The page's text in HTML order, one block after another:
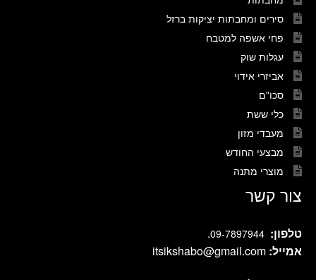
סירים ומחבתות יציקות ברזל
פחי אשפה למטבח
עגלות שוק
אביזרי אידוי
סכו"ם
כלי ששת
מעבדי מזון
מבצעי החודש
מוצרי מתנה
צור קשר
טלפון: 09-7897944
.
אמייל: itsikshabo@gmail.com